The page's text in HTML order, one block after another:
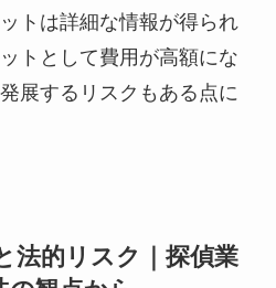
トは詳細な情報が得られ
トとして費用が高額にな
展するリスクもある点に
法的リスク｜探偵業